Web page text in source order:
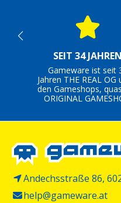
SEIT 34 JAHREN
Gameware ist seit
Jahren THE REAL OG
den Gameshops,
ORIGINAL
Andechsstraße 86,
help@gameware.at